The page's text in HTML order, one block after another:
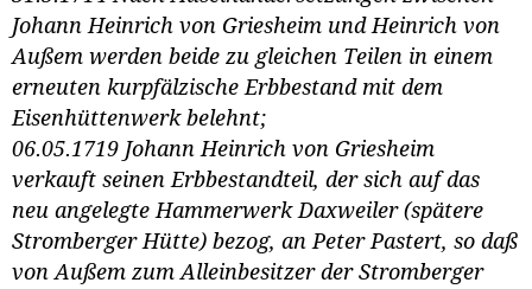
Johann Heinrich von Griesheim und Heinrich von
Außem werden beide zu gleichen Teilen in einem
erneuten kurpfälzische Erbbestand mit dem
Eisenhüttenwerk belehnt;
06.05.1719 Johann Heinrich von Griesheim
verkauft seinen Erbbestandteil, der sich auf das
neu angelegte Hammerwerk Daxweiler (spätere
Stromberger Hütte) bezog, an Peter Pastert, so daß
von Außem zum Alleinbesitzer der Stromberger